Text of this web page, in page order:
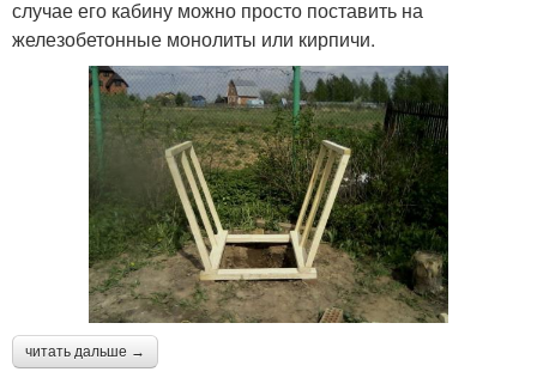
случае его кабину можно просто поставить на
железобетонные монолиты или кирпичи.
читать дальше →